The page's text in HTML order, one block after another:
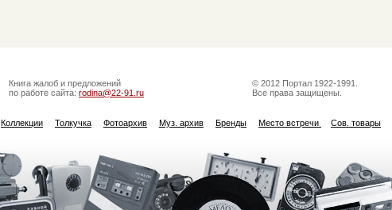
Книга жалоб и предложений
по работе сайта: rodina@22-91.ru
© 2012 Портал 1922-1991.
Все права защищены.
Коллекции Толкучка Фотоархив Муз. архив Бренды Место встречи Сов. товары